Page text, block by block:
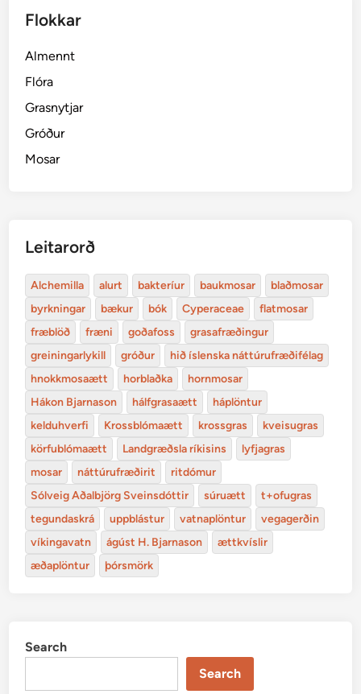
Flokkar
Almennt
Flóra
Grasnytjar
Gróður
Mosar
Leitarorð
Alchemilla alurt bakteríur baukmosar
blaðmosar
byrkningar
bækur bók Cyperaceae
flatmosar
fræblöð
fræni goðafoss
grasafræðingur
greiningarlykill
gróður
hið íslenska náttúrufræðifélag
hnokkmosaætt
horblaðka
hornmosar
Hákon Bjarnason
hálfgrasaætt
háplöntur
kelduhverfi
Krossblómaætt krossgras
kveisugras
körfublómaætt
Landgræðsla ríkisins
lyfjagras
mosar
náttúrufræðirit
ritdómur
Sólveig Aðalbjörg Sveinsdóttir
súruætt
t+ofugras
tegundaskrá
uppblástur vatnaplöntur
vegagerðin
víkingavatn
ágúst H. Bjarnason
ættkvíslir
æðaplöntur
þórsmörk
Search
Search